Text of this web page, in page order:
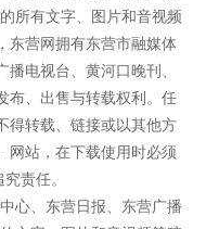
所有文字、图片和音视频
东营网拥有东营市融媒体
电视台、黄河口晚刊、
布、出售与转载权利。任
得转载、链接或以其他方
网站，在下载使用时必须
责任。
心、东营日报、东营广播